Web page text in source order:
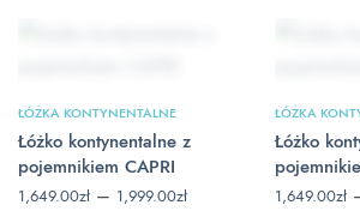
ŁÓŻKA KONTYNENTALNE
Łóżko kontynentalne z
pojemnikiem CAPRI
1,649.00zł – 1,999.00złZakres
ŁÓŻKA
Łóżko
1,649.00zł